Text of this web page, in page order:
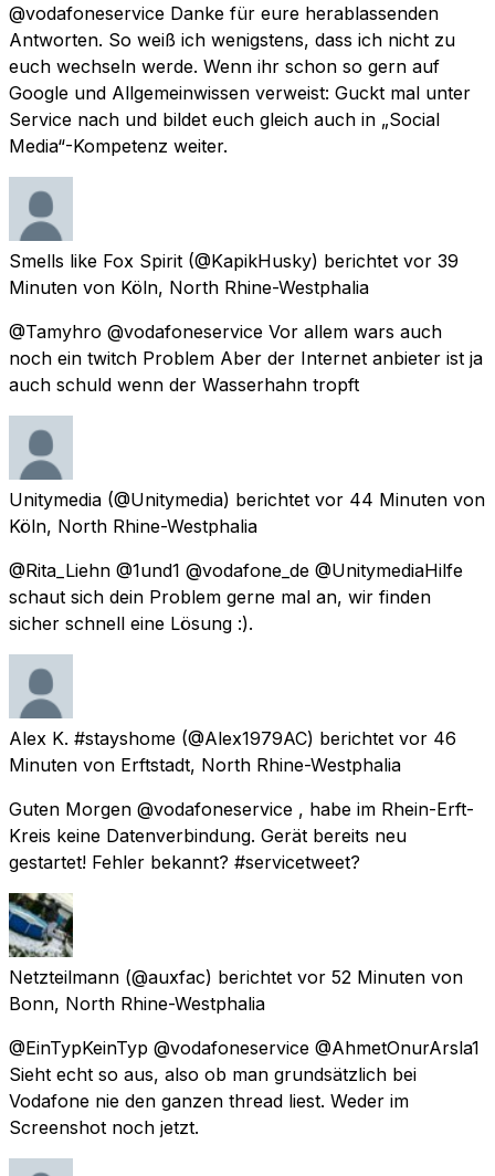
@vodafoneservice Danke für eure herablassenden
Antworten. So weiß ich wenigstens, dass ich nicht zu
euch wechseln werde. Wenn ihr schon so gern auf
Google und Allgemeinwissen verweist: Guckt mal unter
Service nach und bildet euch gleich auch in „Social
Media“-Kompetenz weiter.
Smells like Fox Spirit (@KapikHusky) berichtet vor 39
Minuten von Köln, North Rhine-Westphalia
@Tamyhro @vodafoneservice Vor allem wars auch
noch ein twitch Problem Aber der Internet anbieter ist ja
auch schuld wenn der Wasserhahn tropft
Unitymedia (@Unitymedia) berichtet vor 44 Minuten von
Köln, North Rhine-Westphalia
@Rita_Liehn @1und1 @vodafone_de @UnitymediaHilfe
schaut sich dein Problem gerne mal an, wir finden
sicher schnell eine Lösung :).
Alex K. #stayshome (@Alex1979AC) berichtet vor 46
Minuten von Erftstadt, North Rhine-Westphalia
Guten Morgen @vodafoneservice , habe im Rhein-Erft-
Kreis keine Datenverbindung. Gerät bereits neu
gestartet! Fehler bekannt? #servicetweet?
Netzteilmann (@auxfac) berichtet vor 52 Minuten von
Bonn, North Rhine-Westphalia
@EinTypKeinTyp @vodafoneservice @AhmetOnurArsla1
Sieht echt so aus, also ob man grundsätzlich bei
Vodafone nie den ganzen thread liest. Weder im
Screenshot noch jetzt.